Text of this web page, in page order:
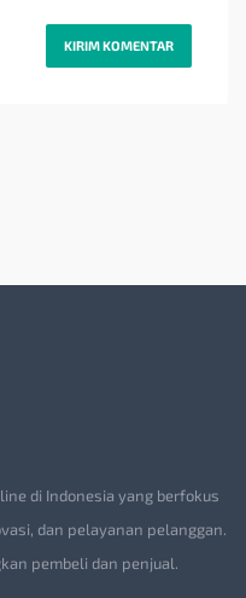
di Indonesia yang berfokus
dan pelayanan pelanggan.
pembeli dan penjual.